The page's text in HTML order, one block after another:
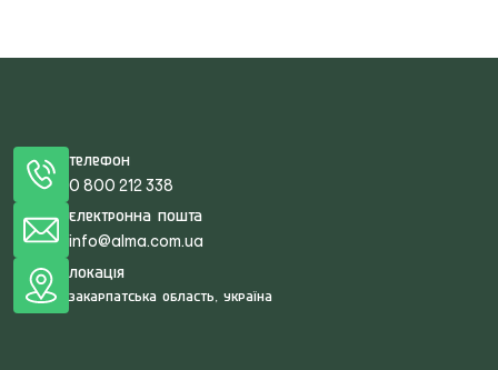
Телефон
0 800 212 338
Електронна пошта
info@alma.com.ua
Локація
Закарпатська область, Україна